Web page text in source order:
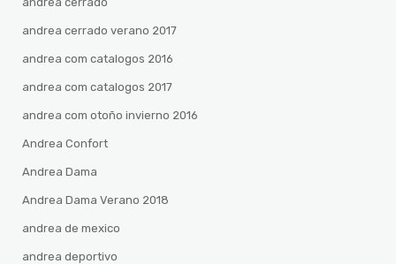
andrea cerrado verano 2017
andrea com catalogos 2016
andrea com catalogos 2017
andrea com otoño invierno 2016
Andrea Confort
Andrea Dama
Andrea Dama Verano 2018
andrea de mexico
andrea deportivo